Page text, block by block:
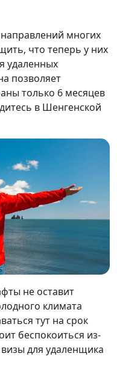
многих
что теперь у них
удаленных
позволяет
только 6 месяцев
в Шенгенской
не оставит
климата
тут на срок
беспокоиться из-
для удаленщика